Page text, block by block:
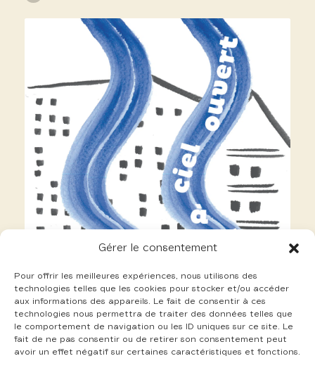
Gérer le consentement
Pour offrir les meilleures expériences, nous utilisons des
technologies telles que les cookies pour stocker et/ou accéder
aux informations des appareils. Le fait de consentir à ces
technologies nous permettra de traiter des données telles que
le comportement de navigation ou les ID uniques sur ce site. Le
fait de ne pas consentir ou de retirer son consentement peut
avoir un effet négatif sur certaines caractéristiques et fonctions.